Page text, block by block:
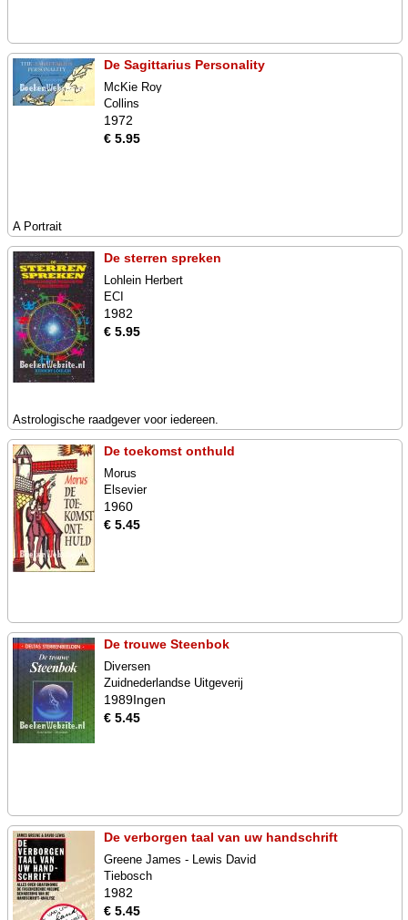
De Sagittarius Personality
McKie Roy
Collins
1972
€ 5.95
A Portrait
De sterren spreken
Lohlein Herbert
ECI
1982
€ 5.95
Astrologische raadgever voor iedereen.
De toekomst onthuld
Morus
Elsevier
1960
€ 5.45
De trouwe Steenbok
Diversen
Zuidnederlandse Uitgeverij
1989Ingen
€ 5.45
De verborgen taal van uw handschrift
Greene James - Lewis David
Tiebosch
1982
€ 5.45